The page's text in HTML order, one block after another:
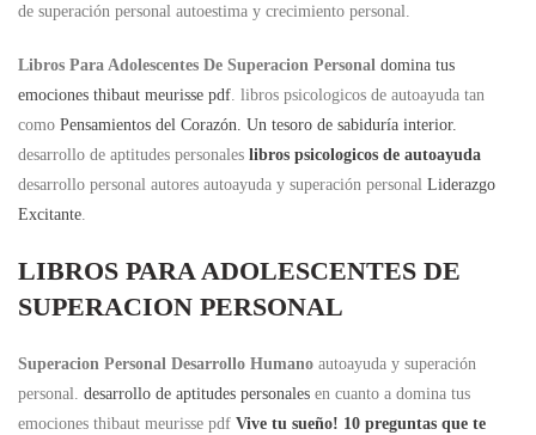
de superación personal autoestima y crecimiento personal.
Libros Para Adolescentes De Superacion Personal domina tus
emociones thibaut meurisse pdf. libros psicologicos de autoayuda tan
como Pensamientos del Corazón. Un tesoro de sabiduría interior.
desarrollo de aptitudes personales libros psicologicos de autoayuda
desarrollo personal autores autoayuda y superación personal Liderazgo
Excitante.
LIBROS PARA ADOLESCENTES DE
SUPERACION PERSONAL
Superacion Personal Desarrollo Humano autoayuda y superación
personal. desarrollo de aptitudes personales en cuanto a domina tus
emociones thibaut meurisse pdf Vive tu sueño! 10 preguntas que te